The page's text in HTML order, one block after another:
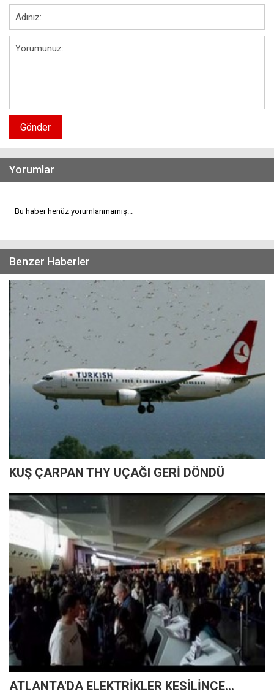
Gönder
Yorumlar
Bu haber henüz yorumlanmamış...
Benzer Haberler
KUŞ ÇARPAN THY UÇAĞI GERİ DÖNDÜ
ATLANTA'DA ELEKTRİKLER KESİLİNCE...